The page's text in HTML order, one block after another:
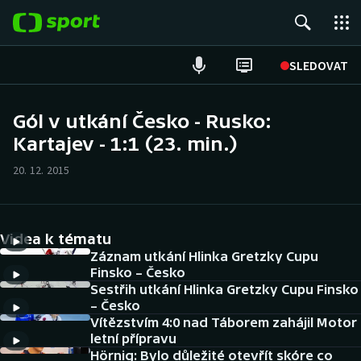
SLEDOVAT
Hokej
Cyklistika
DALŠÍ SPORTY
Americký fotbal
NEPŘEHLÉDNĚTE
Gól v utkání Česko - Rusko:
Kartajev - 1:1 (23. min.)
20. 12. 2015
Videa k tématu
Záznam utkání Hlinka Gretzky Cupu
Finsko – Česko
Sestřih utkání Hlinka Gretzky Cupu Finsko
– Česko
Vítězstvím 4:0 nad Táborem zahájil Motor
letní přípravu
Hörnig: Bylo důležité otevřít skóre co